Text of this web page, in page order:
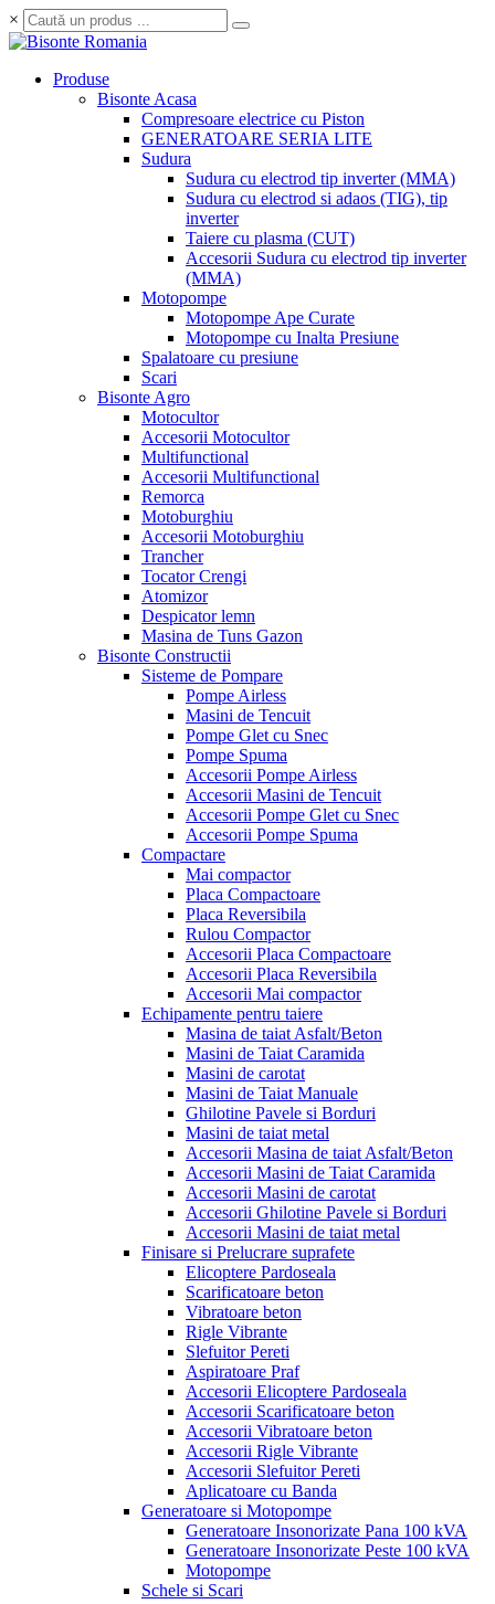
×
Produse
Bisonte Acasa
Compresoare electrice cu Piston
GENERATOARE SERIA LITE
Sudura
Sudura cu electrod tip inverter (MMA)
Sudura cu electrod si adaos (TIG), tip
inverter
Taiere cu plasma (CUT)
Accesorii Sudura cu electrod tip inverter
(MMA)
Motopompe
Motopompe Ape Curate
Motopompe cu Inalta Presiune
Spalatoare cu presiune
Scari
Bisonte Agro
Motocultor
Accesorii Motocultor
Multifunctional
Accesorii Multifunctional
Remorca
Motoburghiu
Accesorii Motoburghiu
Trancher
Tocator Crengi
Atomizor
Despicator lemn
Masina de Tuns Gazon
Bisonte Constructii
Sisteme de Pompare
Pompe Airless
Masini de Tencuit
Pompe Glet cu Snec
Pompe Spuma
Accesorii Pompe Airless
Accesorii Masini de Tencuit
Accesorii Pompe Glet cu Snec
Accesorii Pompe Spuma
Compactare
Mai compactor
Placa Compactoare
Placa Reversibila
Rulou Compactor
Accesorii Placa Compactoare
Accesorii Placa Reversibila
Accesorii Mai compactor
Echipamente pentru taiere
Masina de taiat Asfalt/Beton
Masini de Taiat Caramida
Masini de carotat
Masini de Taiat Manuale
Ghilotine Pavele si Borduri
Masini de taiat metal
Accesorii Masina de taiat Asfalt/Beton
Accesorii Masini de Taiat Caramida
Accesorii Masini de carotat
Accesorii Ghilotine Pavele si Borduri
Accesorii Masini de taiat metal
Finisare si Prelucrare suprafete
Elicoptere Pardoseala
Scarificatoare beton
Vibratoare beton
Rigle Vibrante
Slefuitor Pereti
Aspiratoare Praf
Accesorii Elicoptere Pardoseala
Accesorii Scarificatoare beton
Accesorii Vibratoare beton
Accesorii Rigle Vibrante
Accesorii Slefuitor Pereti
Aplicatoare cu Banda
Generatoare si Motopompe
Generatoare Insonorizate Pana 100 kVA
Generatoare Insonorizate Peste 100 kVA
Motopompe
Schele si Scari